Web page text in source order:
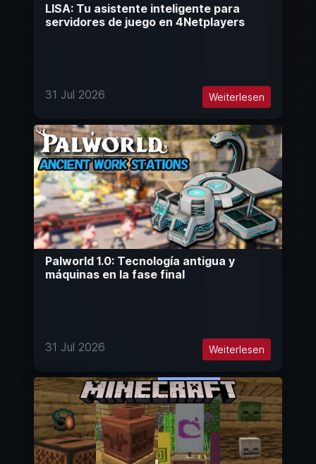
LISA: Tu asistente inteligente para
servidores de juego en 4Netplayers
31 Jul 2026 Weiterlesen
Palworld 1.0: Tecnología antigua y
máquinas en la fase final
31 Jul 2026 Weiterlesen